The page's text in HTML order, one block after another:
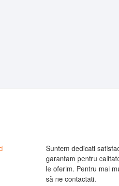
Suntem dedicati
garantam pentru
le oferim. Pentru mai
să ne contactati.